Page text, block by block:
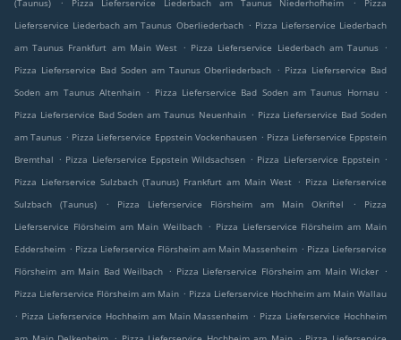
(Taunus)
Pizza Lieferservice Liederbach am Taunus Niederhofheim
Pizza
Lieferservice Liederbach am Taunus Oberliederbach . Pizza Lieferservice Liederbach
am Taunus Frankfurt am Main West . Pizza Lieferservice Liederbach am Taunus .
Pizza Lieferservice Bad Soden am Taunus Oberliederbach . Pizza Lieferservice Bad
Soden am Taunus Altenhain . Pizza Lieferservice Bad Soden am Taunus Hornau .
Pizza Lieferservice Bad Soden am Taunus Neuenhain . Pizza Lieferservice Bad Soden
am Taunus . Pizza Lieferservice Eppstein Vockenhausen . Pizza Lieferservice Eppstein
Bremthal . Pizza Lieferservice Eppstein Wildsachsen . Pizza Lieferservice Eppstein .
Pizza Lieferservice Sulzbach (Taunus) Frankfurt am Main West . Pizza Lieferservice
Sulzbach (Taunus)
. Pizza Lieferservice Flörsheim am Main Okriftel .
Pizza
Lieferservice Flörsheim am Main Weilbach . Pizza Lieferservice Flörsheim am Main
Eddersheim . Pizza Lieferservice Flörsheim am Main Massenheim . Pizza Lieferservice
Flörsheim am Main Bad Weilbach . Pizza Lieferservice Flörsheim am Main Wicker .
Pizza Lieferservice Flörsheim am Main . Pizza Lieferservice Hochheim am Main Wallau
. Pizza Lieferservice Hochheim am Main Massenheim . Pizza Lieferservice Hochheim
. .